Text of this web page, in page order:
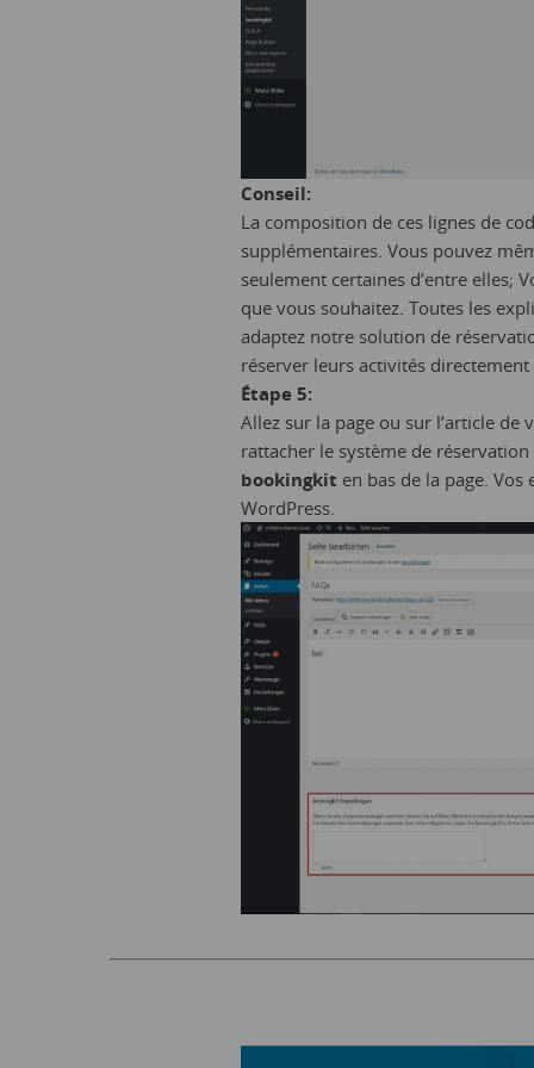
Conseil:
La composition de ces lignes de
supplémentaires. Vous pouvez
seulement certaines d’entre elles;
que vous souhaitez. Toutes les
adaptez notre solution de
réserver leurs activités
Étape 5:
Allez sur la page ou sur l’article
rattacher le système de
bookingkit en bas de la page.
WordPress.